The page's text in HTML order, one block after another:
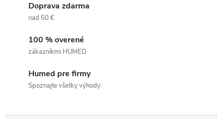
Doprava zdarma
nad 50 €
100 % overené
zákazníkmi HUMED
Humed pre firmy
Spoznajte všetky výhody.